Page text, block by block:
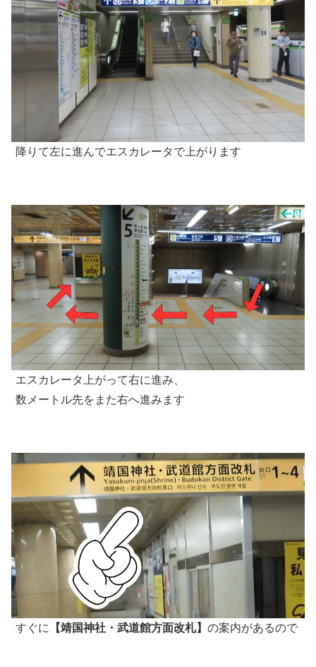
降りて左に進んでエスカレータで上がります
エスカレータ上がって右に進み、
数メートル先をまた右へ進みます
すぐに 【靖国神社・武道館方面改札】 の案内があるので